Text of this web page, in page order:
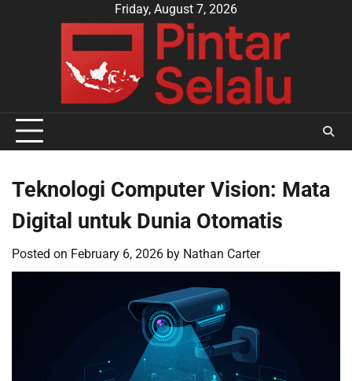
Friday, August 7, 2026
Teknologi Computer Vision: Mata
Digital untuk Dunia Otomatis
Posted on February 6, 2026 by Nathan Carter